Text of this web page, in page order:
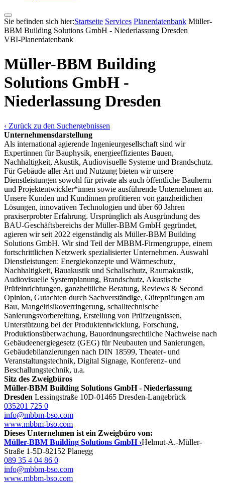
Sie befinden sich hier:Startseite Services Pla­ner­daten­bank Müller-
BBM Building Solutions GmbH - Niederlassung Dresden
VBI-Pla­ner­daten­bank
Müller-BBM Building
Solutions GmbH -
Niederlassung Dresden
‹ Zurück zu den Suchergebnissen
Unternehmensdarstellung
Als international agierende Ingenieurgesellschaft sind wir
Expertinnen für Bauphysik, energieeffizientes Bauen,
Nachhaltigkeit, Akustik, Audiovisuelle Systeme und Brandschutz.
Für Gebäude aller Art und Nutzung bieten wir unsere
Dienstleistungen sowohl für private als auch öffentliche Bauherrn
und Projektentwickler*innen sowie ausführende Unternehmen an.
Unsere Kunden und Kundinnen profitieren von ganzheitlichen
Lösungen, innovativen Technologien und über 60 Jahren
praxiserprobter Erfahrung. Ursprünglich als Ausgründung des
BAU-Geschäftsbereichs der Müller-BBM GmbH gegründet,
agieren wir seit 2022 eigenständig als Müller-BBM Building
Solutions GmbH. Wir sind Teil der MBBM-Firmengruppe, einem
fortschrittlichen Netzwerk spezialisierter Unternehmen. Auswahl
Dienstleistungen: Energiekonzepte und Wärmeschutz,
Nachhaltigkeit, Bauakustik und Schallschutz, Raumakustik,
Audiovisuelle Systemplanung, Brandschutz, Akustische
Prüfeinrichtungen, ganzheitliche Beratung, Reviews & Second
Opinion, Gutachten durch Sachverständige, Güteprüfungen am
Bau, Mangelrisikoverringerung, schalltechnische
Sanierungsvorbereitung, Erstellung von Prüfzeugnissen,
Unterstützung bei der Produktentwicklung, Forschung,
Produktionsüberwachung, Bauordnungsrechtliche Nachweise nach
Gebäudeenergiegesetz (GEG) für Neubauten und Sanierungen,
Gebäudebilanzierungen nach DIN 18599, Theater- und
Veranstaltungstechnik, Digital Signage, Konferenz- und
Beschallungstechnik, u.a.
Sitz des Zweigbüros
Müller-BBM Building Solutions GmbH - Niederlassung
Dresden Lessingstraße 10D-01465 Dresden-Langebrück
035201 725 0
info@mbbm-bso.com
www.mbbm-bso.com
Dieses Unternehmen ist ein Zweigbüro von:
Müller-BBM Building Solutions GmbH ›Helmut-A.-Müller-
Straße 1-5D-82152 Planegg
089 35 4 04 86 0
info@mbbm-bso.com
www.mbbm-bso.com